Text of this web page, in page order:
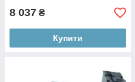
8 037 ₴
Купити